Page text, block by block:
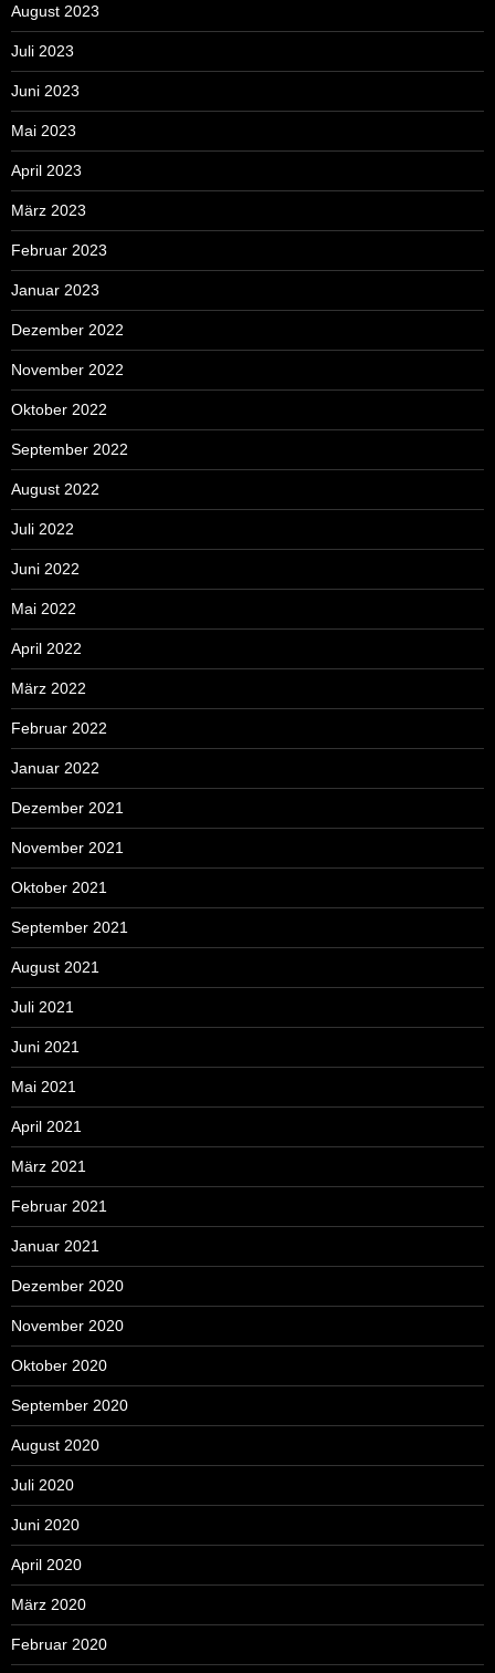
August 2023
Juli 2023
Juni 2023
Mai 2023
April 2023
März 2023
Februar 2023
Januar 2023
Dezember 2022
November 2022
Oktober 2022
September 2022
August 2022
Juli 2022
Juni 2022
Mai 2022
April 2022
März 2022
Februar 2022
Januar 2022
Dezember 2021
November 2021
Oktober 2021
September 2021
August 2021
Juli 2021
Juni 2021
Mai 2021
April 2021
März 2021
Februar 2021
Januar 2021
Dezember 2020
November 2020
Oktober 2020
September 2020
August 2020
Juli 2020
Juni 2020
April 2020
März 2020
Februar 2020